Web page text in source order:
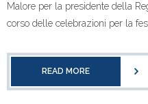
Malore per la presidente della
corso delle celebrazioni per la
READ MORE